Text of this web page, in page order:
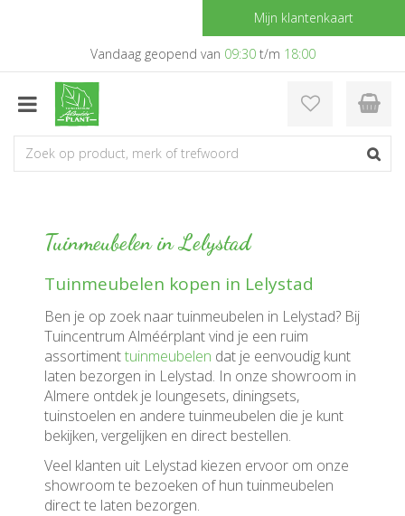
a
Mijn klantenkaart
Vandaag geopend van 09:30t/m 18:00
Tuinmeubelen in Lelystad
Tuinmeubelen kopen in Lelystad
Ben je op zoek naar tuinmeubelen in Lelystad? Bij
Tuincentrum Alméérplant vind je een ruim
assortimenttuinmeubelen dat je eenvoudig kunt
laten bezorgen in Lelystad. In onze showroom in
Almere ontdek je loungesets, diningsets,
tuinstoelen en andere tuinmeubelen die je kunt
bekijken, vergelijken en direct bestellen.
Veel klanten uit Lelystad kiezen ervoor om onze
showroom te bezoeken of hun tuinmeubelen
direct te laten bezorgen.